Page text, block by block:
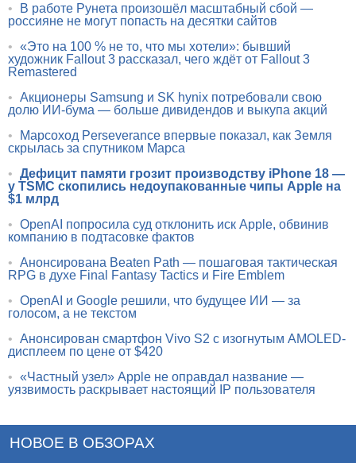
•
В работе Рунета произошёл масштабный сбой —
россияне не могут попасть на десятки сайтов
• «Это на 100 % не то, что мы хотели»: бывший
художник Fallout 3 рассказал, чего ждёт от Fallout 3
Remastered
• Акционеры Samsung и SK hynix потребовали свою
долю ИИ-бума — больше дивидендов и выкупа акций
•
Марсоход Perseverance впервые показал, как Земля
скрылась за спутником Марса
• Дефицит памяти грозит производству iPhone 18 —
у TSMC скопились недоупакованные чипы Apple на
$1 млрд
• OpenAI попросила суд отклонить иск Apple, обвинив
компанию в подтасовке фактов
• Анонсирована Beaten Path — пошаговая тактическая
RPG в духе Final Fantasy Tactics и Fire Emblem
• OpenAI и Google решили, что будущее ИИ — за
голосом, а не текстом
• Анонсирован смартфон Vivo S2 с изогнутым AMOLED-
дисплеем по цене от $420
• «Частный узел» Apple не оправдал название —
уязвимость раскрывает настоящий IP пользователя
НОВОЕ В ОБЗОРАХ